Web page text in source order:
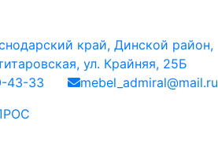
край, Динской район,
ул. Крайняя, 25Б
43-33
mebel_admiral@mail.ru